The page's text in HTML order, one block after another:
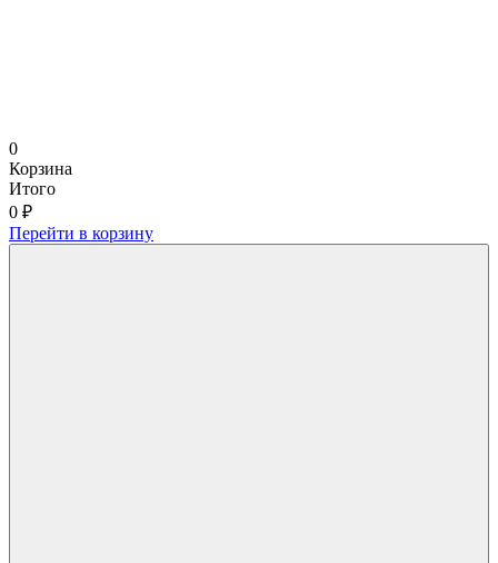
0
Корзина
Итого
0 ₽
Перейти в корзину